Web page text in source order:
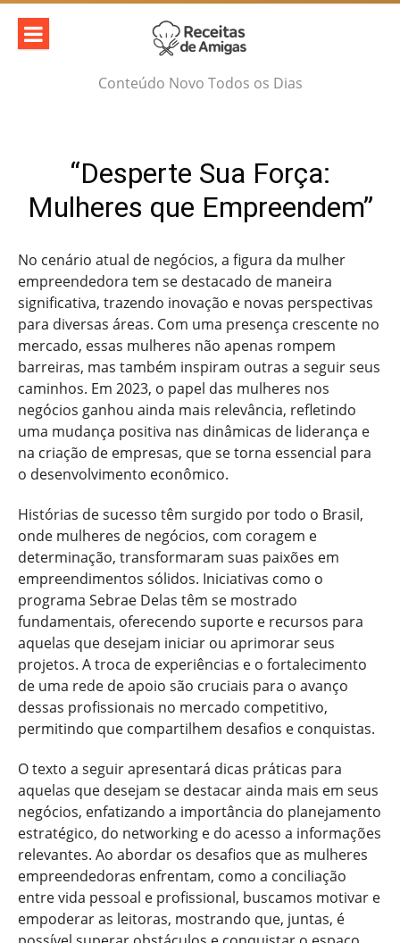
Skip
content
Conteúdo Novo Todos os Dias
“Desperte Sua Força:
Mulheres que Empreendem”
No cenário atual de negócios, a figura da mulher
empreendedora tem se destacado de maneira
significativa, trazendo inovação e novas perspectivas
para diversas áreas. Com uma presença crescente no
mercado, essas mulheres não apenas rompem
barreiras, mas também inspiram outras a seguir seus
caminhos. Em 2023, o papel das mulheres nos
negócios ganhou ainda mais relevância, refletindo
uma mudança positiva nas dinâmicas de liderança e
na criação de empresas, que se torna essencial para
o desenvolvimento econômico.
Histórias de sucesso têm surgido por todo o Brasil,
onde mulheres de negócios, com coragem e
determinação, transformaram suas paixões em
empreendimentos sólidos. Iniciativas como o
programa Sebrae Delas têm se mostrado
fundamentais, oferecendo suporte e recursos para
aquelas que desejam iniciar ou aprimorar seus
projetos. A troca de experiências e o fortalecimento
de uma rede de apoio são cruciais para o avanço
dessas profissionais no mercado competitivo,
permitindo que compartilhem desafios e conquistas.
O texto a seguir apresentará dicas práticas para
aquelas que desejam se destacar ainda mais em seus
negócios, enfatizando a importância do planejamento
estratégico, do networking e do acesso a informações
relevantes. Ao abordar os desafios que as mulheres
empreendedoras enfrentam, como a conciliação
entre vida pessoal e profissional, buscamos motivar e
empoderar as leitoras, mostrando que, juntas, é